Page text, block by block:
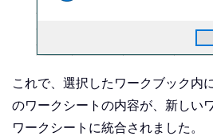
これで、選択したワークブック内
のワークシートの内容が、新しい
ワークシートに統合されました。